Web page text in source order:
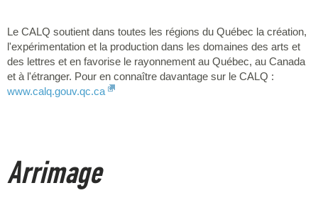
Le CALQ soutient dans toutes les régions du Québec la création,
l'expérimentation et la production dans les domaines des arts et
des lettres et en favorise le rayonnement au Québec, au Canada
et à l'étranger. Pour en connaître davantage sur le CALQ :
www.calq.gouv.qc.ca
Arrimage